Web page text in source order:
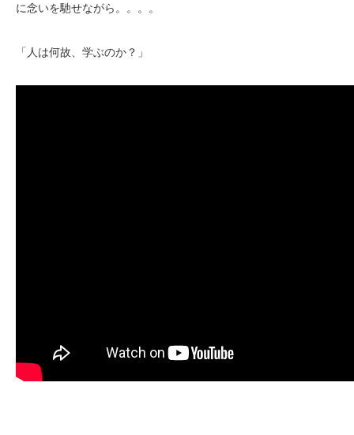
に念いを馳せながら。。。。
「人は何故、学ぶのか？」